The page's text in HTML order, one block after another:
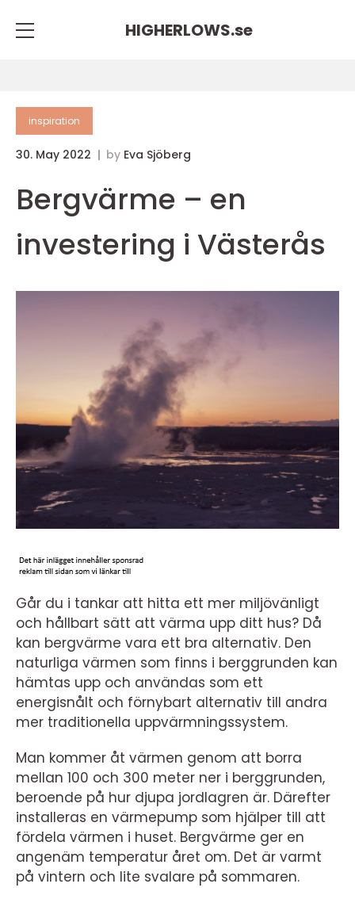
HIGHERLOWS.se
inspiration
30. May 2022 by Eva Sjöberg
Bergvärme – en
investering i Västerås
Går du i tankar att hitta ett mer miljövänligt
och hållbart sätt att värma upp ditt hus? Då
kan bergvärme vara ett bra alternativ. Den
naturliga värmen som finns i berggrunden kan
hämtas upp och användas som ett
energisnålt och förnybart alternativ till andra
mer traditionella uppvärmningssystem.
Man kommer åt värmen genom att borra
mellan 100 och 300 meter ner i berggrunden,
beroende på hur djupa jordlagren är. Därefter
installeras en värmepump som hjälper till att
fördela värmen i huset. Bergvärme ger en
angenäm temperatur året om. Det är varmt
på vintern och lite svalare på sommaren.